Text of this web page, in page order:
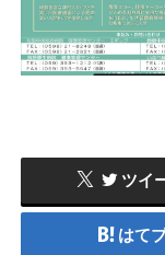
ツイ
はて